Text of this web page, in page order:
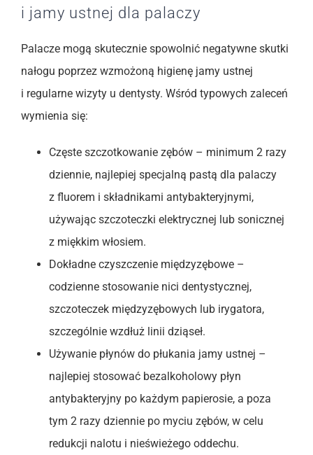
i jamy ustnej dla palaczy
Palacze mogą skutecznie spowolnić negatywne skutki
nałogu poprzez wzmożoną higienę jamy ustnej
i regularne wizyty u dentysty. Wśród typowych zaleceń
wymienia się:
Częste szczotkowanie zębów – minimum 2 razy
dziennie, najlepiej specjalną pastą dla palaczy
z fluorem i składnikami antybakteryjnymi,
używając szczoteczki elektrycznej lub sonicznej
z miękkim włosiem.
Dokładne czyszczenie międzyzębowe –
codzienne stosowanie nici dentystycznej,
szczoteczek międzyzębowych lub irygatora,
szczególnie wzdłuż linii dziąseł.
Używanie płynów do płukania jamy ustnej –
najlepiej stosować bezalkoholowy płyn
antybakteryjny po każdym papierosie, a poza
tym 2 razy dziennie po myciu zębów, w celu
redukcji nalotu i nieświeżego oddechu.